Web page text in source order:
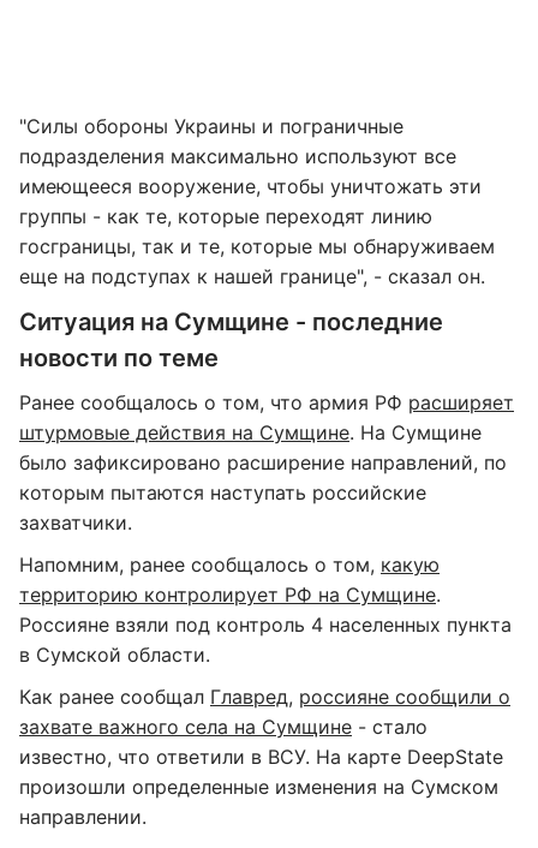
"Силы обороны Украины и пограничные
подразделения максимально используют все
имеющееся вооружение, чтобы уничтожать эти
группы - как те, которые переходят линию
госграницы, так и те, которые мы обнаруживаем
еще на подступах к нашей границе", - сказал он.
Ситуация на Сумщине - последние
новости по теме
Ранее сообщалось о том, что армия РФ расширяет
штурмовые действия на Сумщине. На Сумщине
было зафиксировано расширение направлений, по
которым пытаются наступать российские
захватчики.
Напомним, ранее сообщалось о том, какую
территорию контролирует РФ на Сумщине.
Россияне взяли под контроль 4 населенных пункта
в Сумской области.
Как ранее сообщал Главред, россияне сообщили о
захвате важного села на Сумщине - стало
известно, что ответили в ВСУ. На карте DeepState
произошли определенные изменения на Сумском
направлении.